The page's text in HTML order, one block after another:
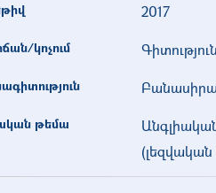
2017
կոչում
թեմա